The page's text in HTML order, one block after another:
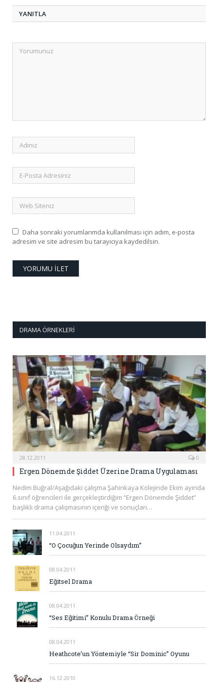
YANITLA
Daha sonraki yorumlarımda kullanılması için adım, e-posta
adresim ve site adresim bu tarayıcıya kaydedilsin.
DRAMA ÖRNEKLERI
28.12.2011 0
Ergen Dönemde Şiddet Üzerine Drama Uygulaması
Nedim Buğral/Aşağıdaki çalışma Şahinkaya Kolejinde Ekim ayında
6.sınıf öğrencileri ile gerçekleştirdiğim “Ergen Dönemde Şiddet”
başlıklı drama çalışmasının içeriği ve sonuçları…
11.04.2011
“O Çocuğun Yerinde Olsaydım”
08.04.2011
Eğitsel Drama
08.04.2011
“Ses Eğitimi” Konulu Drama Örneği
08.04.2011
Heathcote’un Yöntemiyle “Sir Dominic” Oyunu
16.12.2010